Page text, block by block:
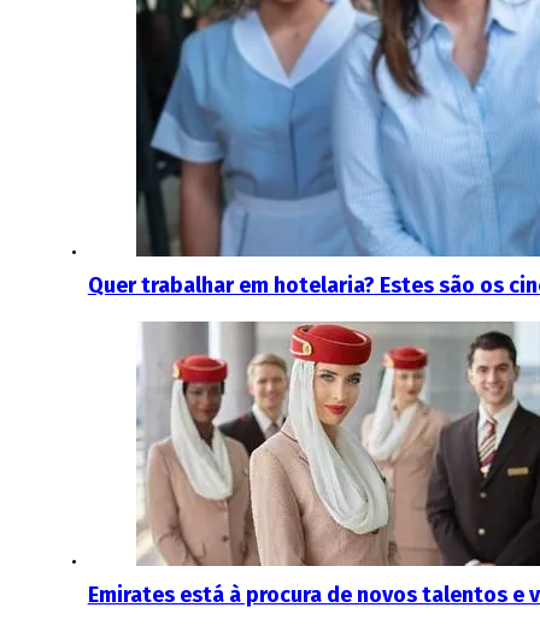
Quer trabalhar em hotelaria? Estes são os
Emirates está à procura de novos talentos e